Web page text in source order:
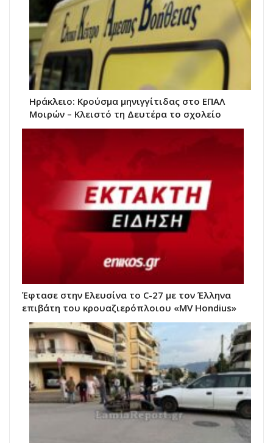
Ηράκλειο: Κρούσμα μηνιγγίτιδας στο ΕΠΑΛ
Μοιρών – Κλειστό τη Δευτέρα το σχολείο
Έφτασε στην Ελευσίνα το C-27 με τον Έλληνα
επιβάτη του κρουαζιερόπλοιου «MV Hondius»